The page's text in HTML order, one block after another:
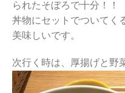
られたそぼろで十分！！
丼物にセットでついてく
美味しいです。
次行く時は、厚揚げと野